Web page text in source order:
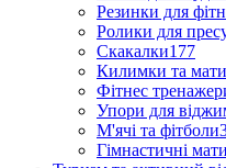
Резинки для
Ролики для
Скакалки177
Килимки та мати
Фітнес
Упори для
М'ячі та фітболи
Гімнастичні мати